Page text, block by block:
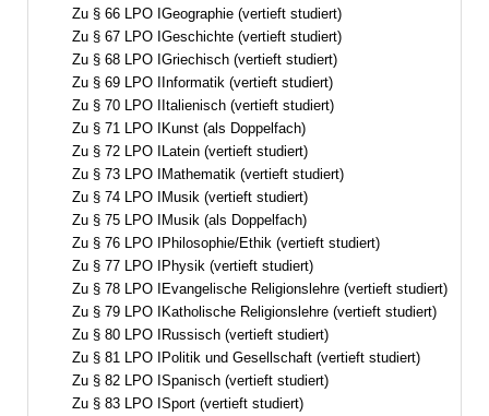
Zu § 66 LPO IGeographie (vertieft studiert)
Zu § 67 LPO IGeschichte (vertieft studiert)
Zu § 68 LPO IGriechisch (vertieft studiert)
Zu § 69 LPO IInformatik (vertieft studiert)
Zu § 70 LPO IItalienisch (vertieft studiert)
Zu § 71 LPO IKunst (als Doppelfach)
Zu § 72 LPO ILatein (vertieft studiert)
Zu § 73 LPO IMathematik (vertieft studiert)
Zu § 74 LPO IMusik (vertieft studiert)
Zu § 75 LPO IMusik (als Doppelfach)
Zu § 76 LPO IPhilosophie/Ethik (vertieft studiert)
Zu § 77 LPO IPhysik (vertieft studiert)
Zu § 78 LPO IEvangelische Religionslehre (vertieft studiert)
Zu § 79 LPO IKatholische Religionslehre (vertieft studiert)
Zu § 80 LPO IRussisch (vertieft studiert)
Zu § 81 LPO IPolitik und Gesellschaft (vertieft studiert)
Zu § 82 LPO ISpanisch (vertieft studiert)
Zu § 83 LPO ISport (vertieft studiert)